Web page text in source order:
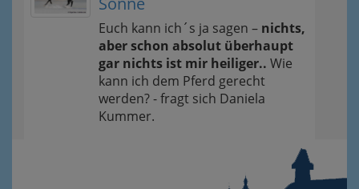
Euch kann ich´s ja sagen – nichts,
aber schon absolut überhaupt
gar nichts ist mir heiliger.. Wie
kann ich dem Pferd gerecht
werden? - fragt sich Daniela
Kummer.